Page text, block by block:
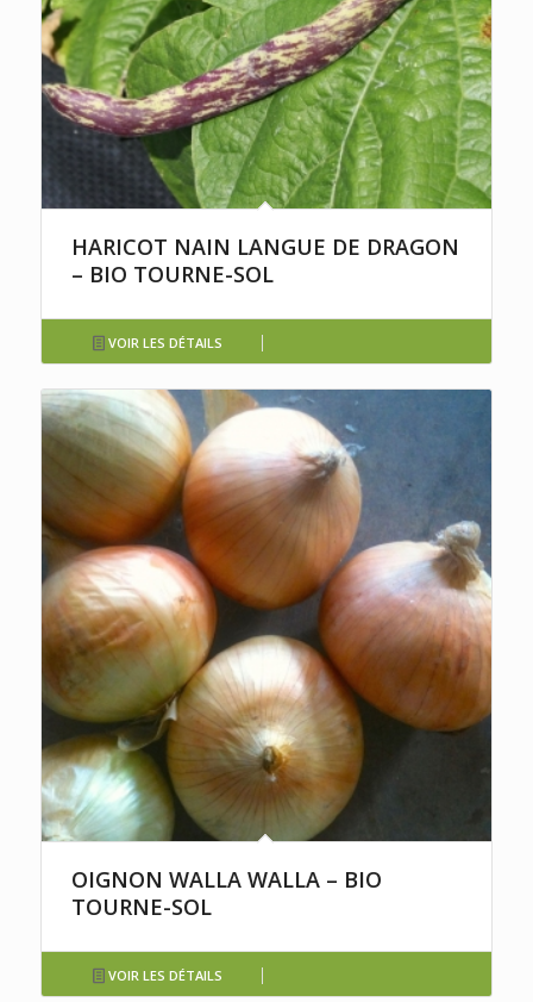
HARICOT NAIN LANGUE DE DRAGON
– BIO TOURNE-SOL
VOIR LES DÉTAILS
OIGNON WALLA WALLA – BIO
TOURNE-SOL
VOIR LES DÉTAILS